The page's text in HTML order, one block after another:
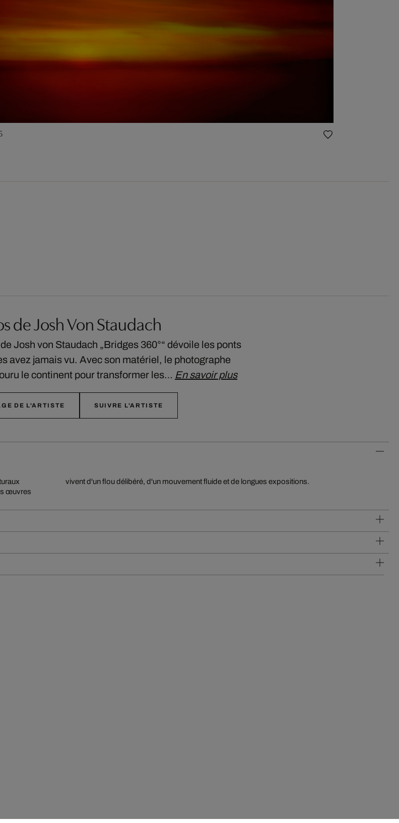
de Josh Von Staudach
Josh von Staudach „Bridges 360°“ dévoile les ponts
avez jamais vu. Avec son matériel, le photographe
le continent pour transformer les… En savoir plus
DE L'ARTISTE SUIVRE L'ARTISTE
œuvres
vivent d'un flou délibéré, d'un mouvement fluide et de longues expositions.